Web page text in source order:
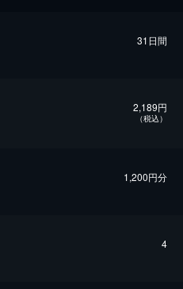
31日間
2,189円
（税込）
1,200円分
4